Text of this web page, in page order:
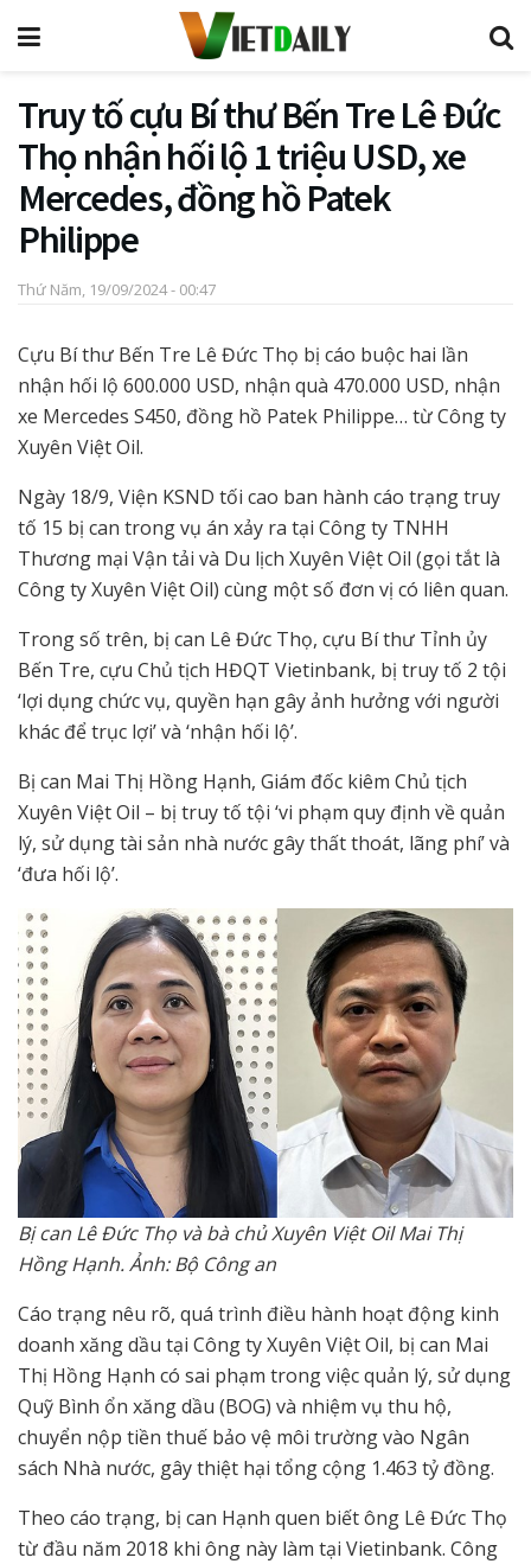
Truy tố cựu Bí thư Bến Tre Lê Đức
Thọ nhận hối lộ 1 triệu USD, xe
Mercedes, đồng hồ Patek
Philippe
Thứ Năm, 19/09/2024 - 00:47
Cựu Bí thư Bến Tre Lê Đức Thọ bị cáo buộc hai lần
nhận hối lộ 600.000 USD, nhận quà 470.000 USD, nhận
xe Mercedes S450, đồng hồ Patek Philippe… từ Công ty
Xuyên Việt Oil.
Ngày 18/9, Viện KSND tối cao ban hành cáo trạng truy
tố 15 bị can trong vụ án xảy ra tại Công ty TNHH
Thương mại Vận tải và Du lịch Xuyên Việt Oil (gọi tắt là
Công ty Xuyên Việt Oil) cùng một số đơn vị có liên quan.
Trong số trên, bị can Lê Đức Thọ, cựu Bí thư Tỉnh ủy
Bến Tre, cựu Chủ tịch HĐQT Vietinbank, bị truy tố 2 tội
‘lợi dụng chức vụ, quyền hạn gây ảnh hưởng với người
khác để trục lợi’ và ‘nhận hối lộ’.
Bị can Mai Thị Hồng Hạnh, Giám đốc kiêm Chủ tịch
Xuyên Việt Oil – bị truy tố tội ‘vi phạm quy định về quản
lý, sử dụng tài sản nhà nước gây thất thoát, lãng phí’ và
‘đưa hối lộ’.
Bị can Lê Đức Thọ và bà chủ Xuyên Việt Oil Mai Thị
Hồng Hạnh. Ảnh: Bộ Công an
Cáo trạng nêu rõ, quá trình điều hành hoạt động kinh
doanh xăng dầu tại Công ty Xuyên Việt Oil, bị can Mai
Thị Hồng Hạnh có sai phạm trong việc quản lý, sử dụng
Quỹ Bình ổn xăng dầu (BOG) và nhiệm vụ thu hộ,
chuyển nộp tiền thuế bảo vệ môi trường vào Ngân
sách Nhà nước, gây thiệt hại tổng cộng 1.463 tỷ đồng.
Theo cáo trạng, bị can Hạnh quen biết ông Lê Đức Thọ
từ đầu năm 2018 khi ông này làm tại Vietinbank. Công